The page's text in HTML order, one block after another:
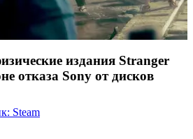
издания Stranger
отказа Sony от дисков
Steam